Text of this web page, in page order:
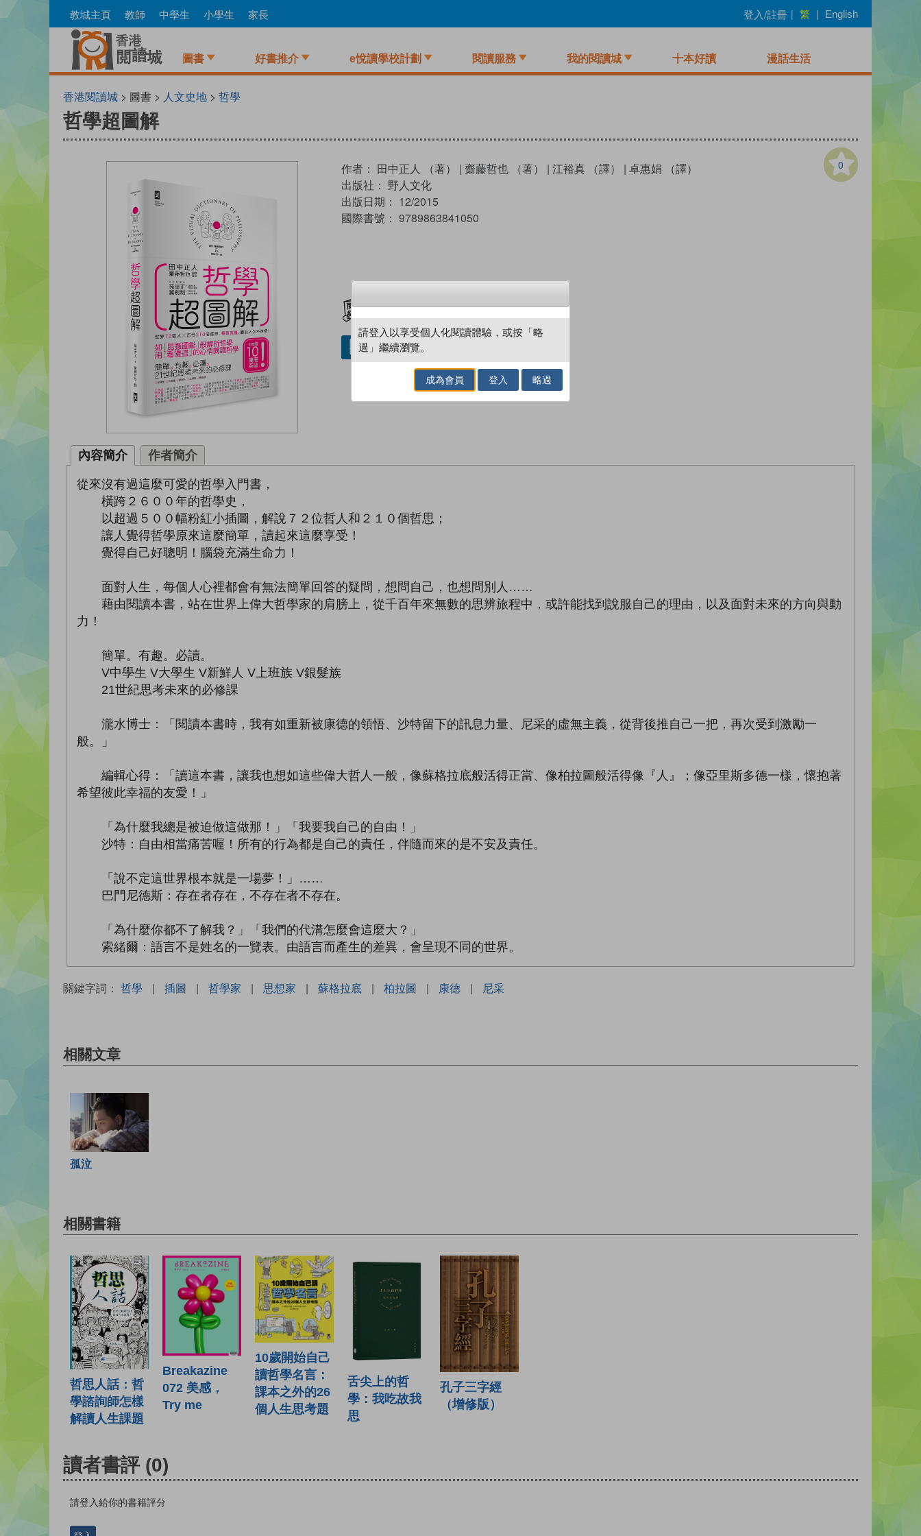
to
教城主頁 教師 中學生 小學生 家長 登入/註冊 | 繁 | English
圖書 好書推介 e悅讀學校計劃 閱讀服務 我的閱讀城 十本好讀 漫話生活
香港閱讀城 > 圖書 > 人文史地 > 哲學
哲學超圖解
0
作者： 田中正人 （著） | 齋藤哲也 （著） | 江裕真 （譯） | 卓惠娟 （譯）
出版社： 野人文化
出版日期： 12/2015
國際書號： 9789863841050
借閱實體書
內容簡介 作者簡介
從來沒有過這麼可愛的哲學入門書，
橫跨２６００年的哲學史，
以超過５００幅粉紅小插圖，解說７２位哲人和２１０個哲思；
讓人覺得哲學原來這麼簡單，讀起來這麼享受！
覺得自己好聰明！腦袋充滿生命力！
面對人生，每個人心裡都會有無法簡單回答的疑問，想問自己，也想問別人……
藉由閱讀本書，站在世界上偉大哲學家的肩膀上，從千百年來無數的思辨旅程中，或許能找到說服自己的理由，以及面對未來的方向與動
力！
簡單。有趣。必讀。
V中學生 V大學生 V新鮮人 V上班族 V銀髮族
21世紀思考未來的必修課
瀧水博士：「閱讀本書時，我有如重新被康德的領悟、沙特留下的訊息力量、尼采的虛無主義，從背後推自己一把，再次受到激勵一
般。」
編輯心得：「讀這本書，讓我也想如這些偉大哲人一般，像蘇格拉底般活得正當、像柏拉圖般活得像『人』；像亞里斯多德一樣，懷抱著
希望彼此幸福的友愛！」
「為什麼我總是被迫做這做那！」「我要我自己的自由！」
沙特：自由相當痛苦喔！所有的行為都是自己的責任，伴隨而來的是不安及責任。
「說不定這世界根本就是一場夢！」……
巴門尼德斯：存在者存在，不存在者不存在。
「為什麼你都不了解我？」「我們的代溝怎麼會這麼大？」
索緒爾：語言不是姓名的一覽表。由語言而產生的差異，會呈現不同的世界。
關鍵字詞： 哲學 | 插圖 | 哲學家 | 思想家 | 蘇格拉底 | 柏拉圖 | 康德 | 尼采
相關文章
孤泣
相關書籍
哲思人話：哲
學諮詢師怎樣
解讀人生課題
Breakazine
072 美感，
Try me
10歲開始自己
讀哲學名言：
課本之外的26
個人生思考題
舌尖上的哲
學：我吃故我
思
孔子三字經
（增修版）
讀者書評 (0)
請登入給你的書籍評分
請登入以享受個人化閱讀體驗，或按「略
過」繼續瀏覽。
成為會員 登入 略過